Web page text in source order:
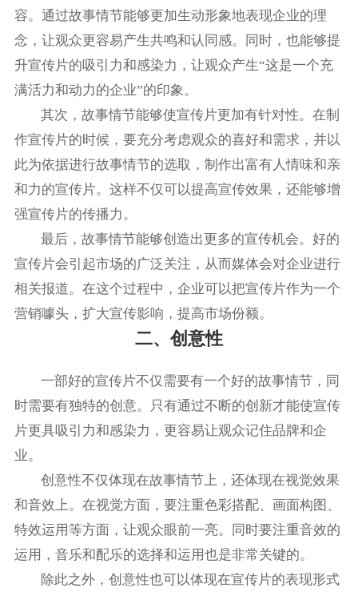
容。通过故事情节能够更加生动形象地表现企业的理
念，让观众更容易产生共鸣和认同感。同时，也能够提
升宣传片的吸引力和感染力，让观众产生“这是一个充
满活力和动力的企业”的印象。
其次，故事情节能够使宣传片更加有针对性。在制
作宣传片的时候，要充分考虑观众的喜好和需求，并以
此为依据进行故事情节的选取，制作出富有人情味和亲
和力的宣传片。这样不仅可以提高宣传效果，还能够增
强宣传片的传播力。
最后，故事情节能够创造出更多的宣传机会。好的
宣传片会引起市场的广泛关注，从而媒体会对企业进行
相关报道。在这个过程中，企业可以把宣传片作为一个
营销噱头，扩大宣传影响，提高市场份额。
二、创意性
一部好的宣传片不仅需要有一个好的故事情节，同
时需要有独特的创意。只有通过不断的创新才能使宣传
片更具吸引力和感染力，更容易让观众记住品牌和企
业。
创意性不仅体现在故事情节上，还体现在视觉效果
和音效上。在视觉方面，要注重色彩搭配、画面构图、
特效运用等方面，让观众眼前一亮。同时要注重音效的
运用，音乐和配乐的选择和运用也是非常关键的。
除此之外，创意性也可以体现在宣传片的表现形式